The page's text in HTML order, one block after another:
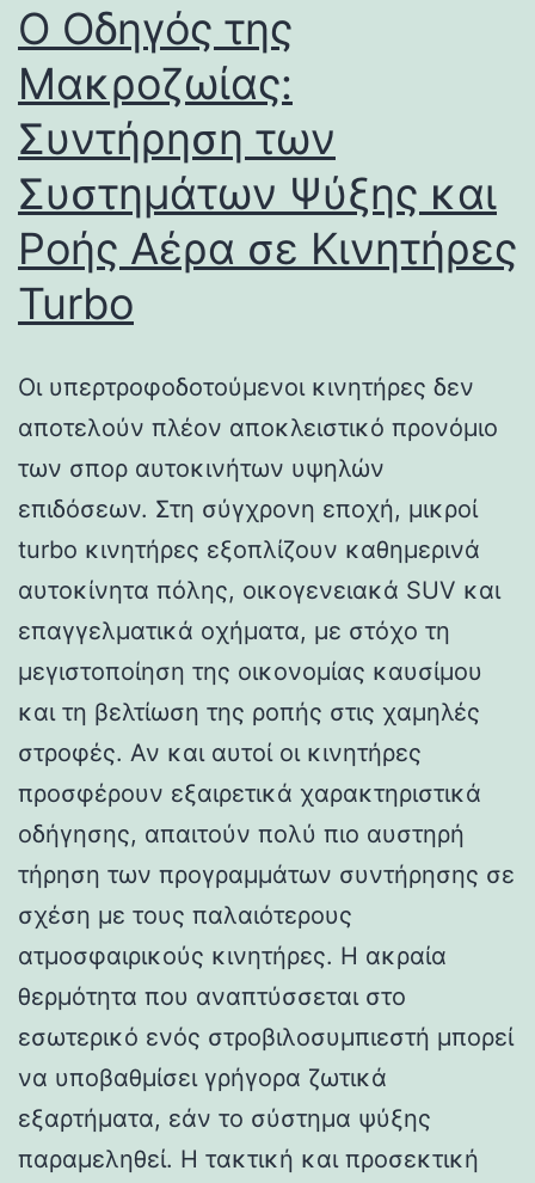
Ο Οδηγός της
Μακροζωίας:
Συντήρηση των
Συστημάτων Ψύξης και
Ροής Αέρα σε Κινητήρες
Turbo
Οι υπερτροφοδοτούμενοι κινητήρες δεν
αποτελούν πλέον αποκλειστικό προνόμιο
των σπορ αυτοκινήτων υψηλών
επιδόσεων. Στη σύγχρονη εποχή, μικροί
turbo κινητήρες εξοπλίζουν καθημερινά
αυτοκίνητα πόλης, οικογενειακά SUV και
επαγγελματικά οχήματα, με στόχο τη
μεγιστοποίηση της οικονομίας καυσίμου
και τη βελτίωση της ροπής στις χαμηλές
στροφές. Αν και αυτοί οι κινητήρες
προσφέρουν εξαιρετικά χαρακτηριστικά
οδήγησης, απαιτούν πολύ πιο αυστηρή
τήρηση των προγραμμάτων συντήρησης σε
σχέση με τους παλαιότερους
ατμοσφαιρικούς κινητήρες. Η ακραία
θερμότητα που αναπτύσσεται στο
εσωτερικό ενός στροβιλοσυμπιεστή μπορεί
να υποβαθμίσει γρήγορα ζωτικά
εξαρτήματα, εάν το σύστημα ψύξης
παραμεληθεί. Η τακτική και προσεκτική